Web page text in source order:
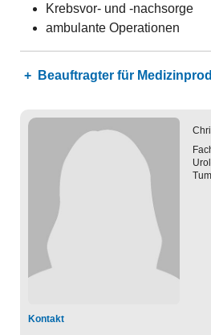
Krebsvor- und -nachsorge
ambulante Operationen
Beauftragter für
Kontakt